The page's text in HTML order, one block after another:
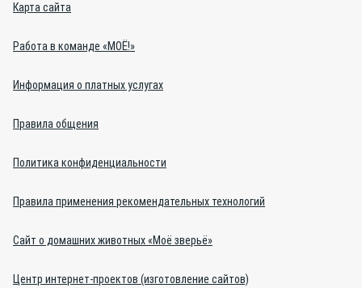
Карта сайта
Работа в команде «МОЁ!»
Информация о платных услугах
Правила общения
Политика конфиденциальности
Правила применения рекомендательных технологий
Сайт о домашних животных «Моё зверьё»
Центр интернет-проектов (изготовление сайтов)